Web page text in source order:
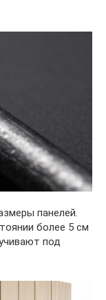
панелей.
более 5 см
под